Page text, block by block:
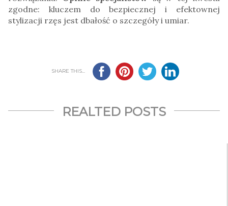
zgodne: kluczem do bezpiecznej i efektownej
stylizacji rzęs jest dbałość o szczegóły i umiar.
SHARE THIS...
REALTED POSTS